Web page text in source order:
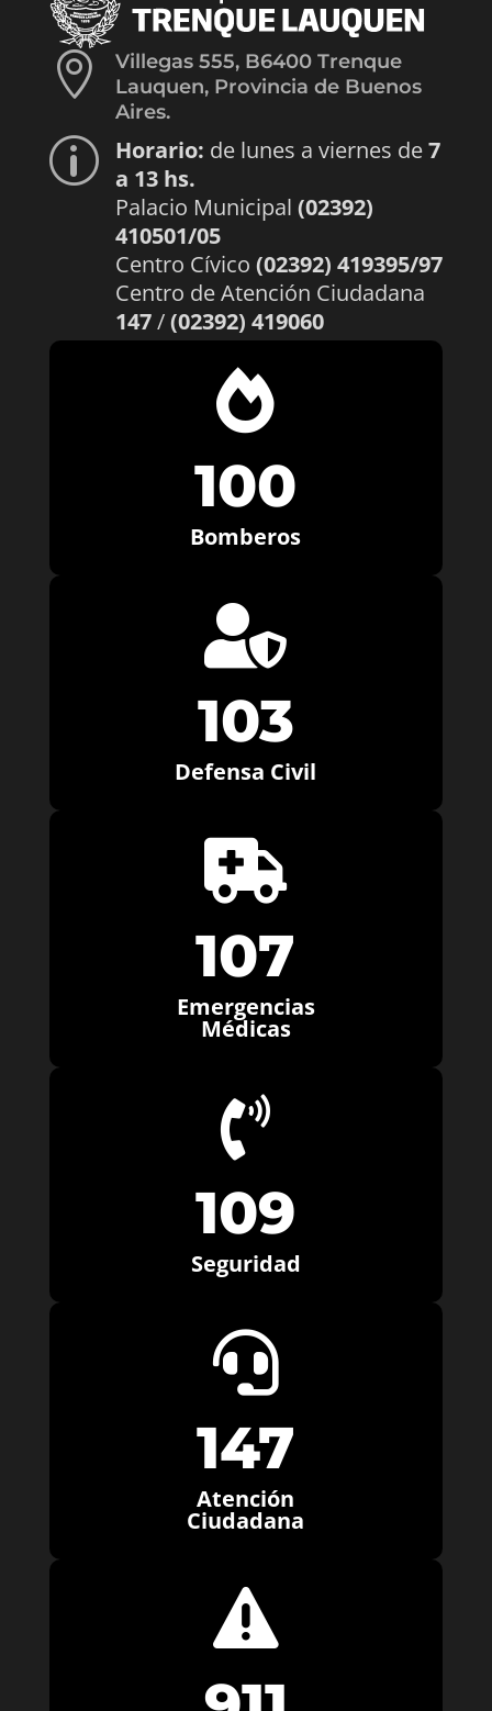

Villegas 555, B6400 Trenque
Lauquen, Provincia de Buenos
Aires.
p Horario: de lunes a viernes de7
a 13 hs.
Palacio Municipal (02392)
410501/05
Centro Cívico (02392) 419395/97
Centro de Atención Ciudadana
147/(02392) 419060

100
Bomberos

103
Defensa Civil

107
Emergencias
Médicas

109
Seguridad

147
Atención
Ciudadana
